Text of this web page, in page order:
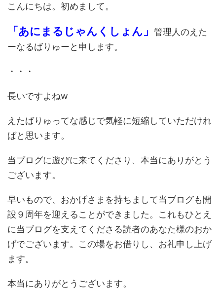
こんにちは。初めまして。
「あにまるじゃんくしょん」 管理人のえた
ーなるばりゅーと申します。
・・・
長いですよねw
えたばりゅってな感じで気軽に短縮していただけれ
ばと思います。
当ブログに遊びに来てくださり、本当にありがとう
ございます。
早いもので、おかげさまを持ちまして当ブログも開
設９周年を迎えることができました。これもひとえ
に当ブログを支えてくださる読者のあなた様のおか
げでございます。この場をお借りし、お礼申し上げ
ます。
本当にありがとうございます。